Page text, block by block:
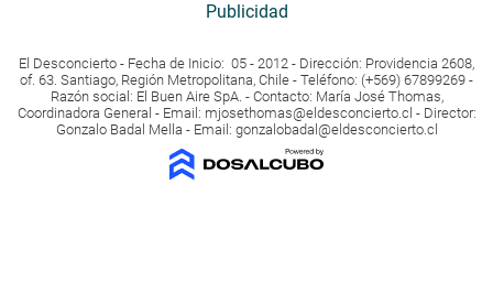
Publicidad
El Desconcierto - Fecha de Inicio: 05 - 2012 - Dirección: Providencia 2608,
of. 63. Santiago, Región Metropolitana, Chile - Teléfono: (+569) 67899269 -
Razón social: El Buen Aire SpA. - Contacto: María José Thomas,
Coordinadora General - Email: mjosethomas@eldesconcierto.cl - Director:
Gonzalo Badal Mella - Email: gonzalobadal@eldesconcierto.cl